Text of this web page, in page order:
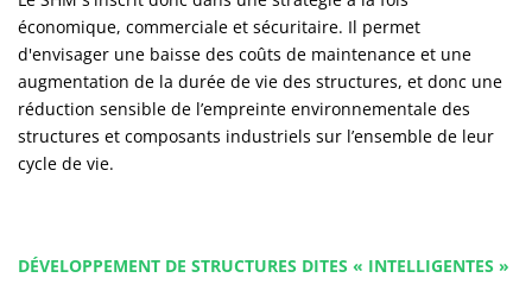
économique, commerciale et sécuritaire. Il permet
d'envisager une baisse des coûts de maintenance et une
augmentation de la durée de vie des structures, et donc une
réduction sensible de l’empreinte environnementale des
structures et composants industriels sur l’ensemble de leur
cycle de vie.
DÉVELOPPEMENT DE STRUCTURES DITES « INTELLIGENTES »